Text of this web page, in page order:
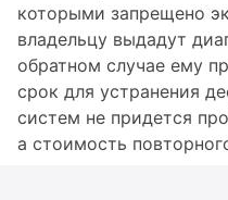
которыми запрещено
владельцу выдадут
обратном случае ему
срок для устранения
систем не придется
а стоимость